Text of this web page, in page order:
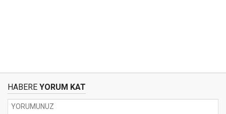
HABERE YORUM KAT